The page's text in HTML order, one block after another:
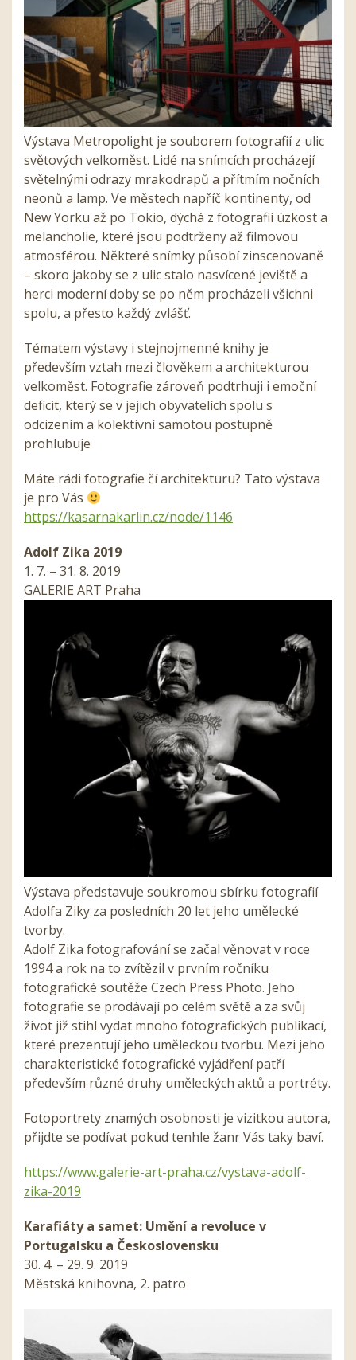
Výstava Metropolight je souborem fotografií z ulic
světových velkoměst. Lidé na snímcích procházejí
světelnými odrazy mrakodrapů a přítmím nočních
neonů a lamp. Ve městech napříč kontinenty, od
New Yorku až po Tokio, dýchá z fotografií úzkost a
melancholie, které jsou podtrženy až filmovou
atmosférou. Některé snímky působí zinscenovaně
– skoro jakoby se z ulic stalo nasvícené jeviště a
herci moderní doby se po něm procházeli všichni
spolu, a přesto každý zvlášť.
Tématem výstavy i stejnojmenné knihy je
především vztah mezi člověkem a architekturou
velkoměst. Fotografie zároveň podtrhuji i emoční
deficit, který se v jejich obyvatelích spolu s
odcizením a kolektivní samotou postupně
prohlubuje
Máte rádi fotografie čí architekturu? Tato výstava
je pro Vás
https://kasarnakarlin.cz/node/1146
Adolf Zika 2019
1. 7. – 31. 8. 2019
GALERIE ART Praha
Výstava představuje soukromou sbírku fotografií
Adolfa Ziky za posledních 20 let jeho umělecké
tvorby.
Adolf Zika fotografování se začal věnovat v roce
1994 a rok na to zvítězil v prvním ročníku
fotografické soutěže Czech Press Photo. Jeho
fotografie se prodávají po celém světě a za svůj
život již stihl vydat mnoho fotografických publikací,
které prezentují jeho uměleckou tvorbu. Mezi jeho
charakteristické fotografické vyjádření patří
především různé druhy uměleckých aktů a portréty.
Fotoportrety znamých osobnosti je vizitkou autora,
přijdte se podívat pokud tenhle žanr Vás taky baví.
https://www.galerie-art-praha.cz/vystava-adolf-
zika-2019
Karafiáty a samet: Umění a revoluce v
Portugalsku a Československu
30. 4. – 29. 9. 2019
Městská knihovna, 2. patro